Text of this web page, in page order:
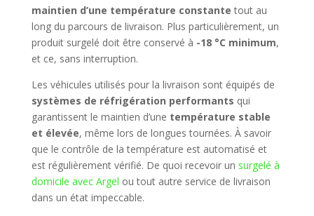
maintien d’une température constante tout au
long du parcours de livraison. Plus particulièrement, un
produit surgelé doit être conservé à -18 °C minimum,
et ce, sans interruption.
Les véhicules utilisés pour la livraison sont équipés de
systèmes de réfrigération performants qui
garantissent le maintien d’une température stable
et élevée, même lors de longues tournées. À savoir
que le contrôle de la température est automatisé et
est régulièrement vérifié. De quoi recevoir un surgelé à
domicile avec Argel ou tout autre service de livraison
dans un état impeccable.